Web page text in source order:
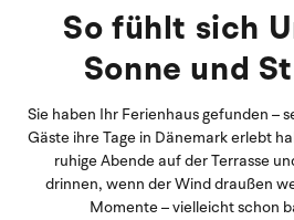
So fühlt sich
Sonne und
Sie haben Ihr Ferienhaus gefunden –
Gäste ihre Tage in Dänemark erlebt
ruhige Abende auf der Terrasse
drinnen, wenn der Wind draußen
Momente – vielleicht schon